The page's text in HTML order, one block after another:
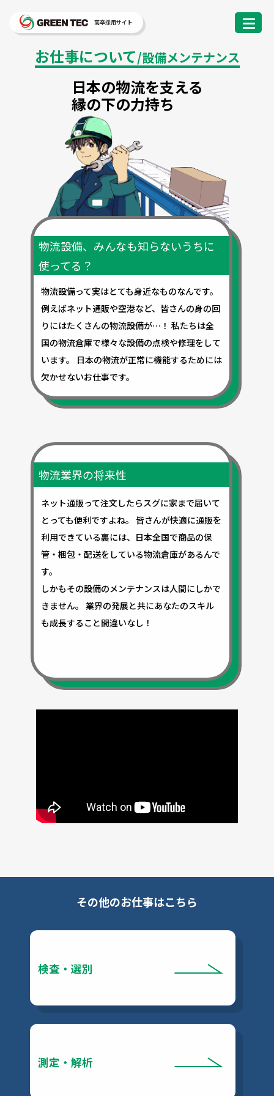
高卒採用サイト
お仕事について/設備メンテナンス
日本の物流を支える
縁の下の力持ち
物流設備、みんなも知らないうちに
使ってる？
物流設備って実はとても身近なものなんです。
例えばネット通販や空港など、皆さんの身の回
りにはたくさんの物流設備が…！ 私たちは全
国の物流倉庫で様々な設備の点検や修理をして
います。 日本の物流が正常に機能するためには
欠かせないお仕事です。
物流業界の将来性
ネット通販って注文したらスグに家まで届いて
とっても便利ですよね。 皆さんが快適に通販を
利用できている裏には、日本全国で商品の保
管・梱包・配送をしている物流倉庫があるんで
す。
しかもその設備のメンテナンスは人間にしかで
きません。 業界の発展と共にあなたのスキル
も成長すること間違いなし！
その他のお仕事はこちら
検査・選別
測定・解析